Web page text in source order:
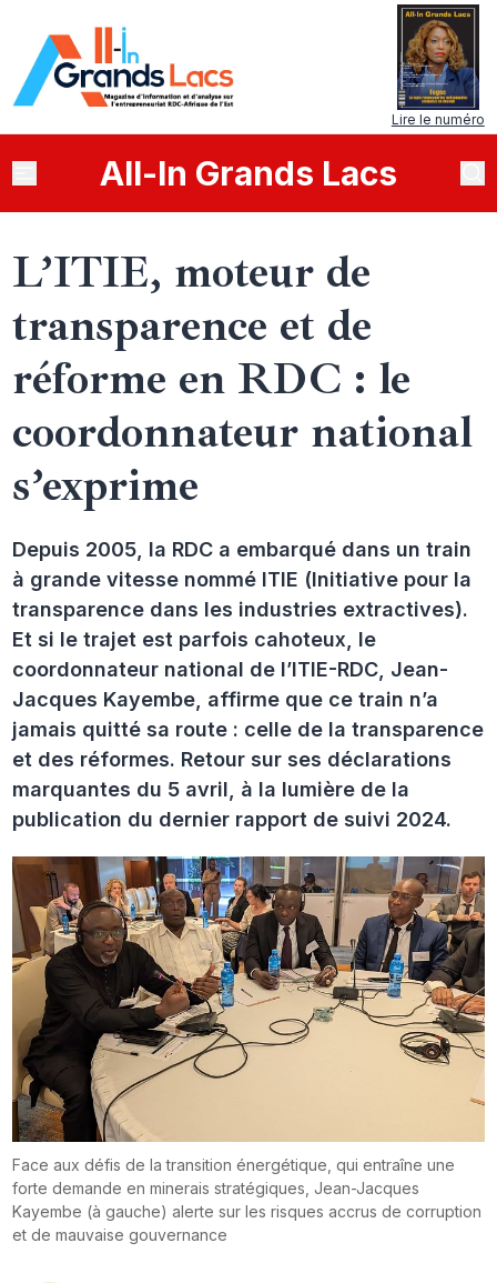
Lire le numéro
All-In Grands Lacs
L’ITIE, moteur de
transparence et de
réforme en RDC : le
coordonnateur national
s’exprime
Depuis 2005, la RDC a embarqué dans un train
à grande vitesse nommé ITIE (Initiative pour la
transparence dans les industries extractives).
Et si le trajet est parfois cahoteux, le
coordonnateur national de l’ITIE-RDC, Jean-
Jacques Kayembe, affirme que ce train n’a
jamais quitté sa route : celle de la transparence
et des réformes. Retour sur ses déclarations
marquantes du 5 avril, à la lumière de la
publication du dernier rapport de suivi 2024.
Face aux défis de la transition énergétique, qui entraîne une
forte demande en minerais stratégiques, Jean-Jacques
Kayembe (à gauche) alerte sur les risques accrus de corruption
et de mauvaise gouvernance